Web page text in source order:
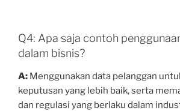
Q4: Apa saja contoh
dalam bisnis?
A: Menggunakan data pelanggan
keputusan yang lebih baik, serta
dan regulasi yang berlaku dalam